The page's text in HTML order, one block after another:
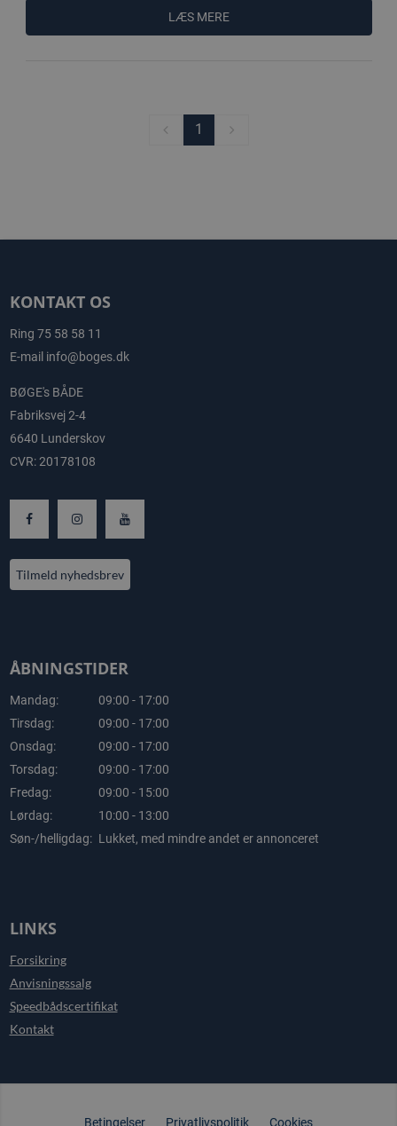
LÆS MERE
1
KONTAKT OS
Ring 75 58 58 11
E-mail info@boges.dk
BØGE's BÅDE
Fabriksvej 2-4
6640 Lunderskov
CVR: 20178108
Tilmeld nyhedsbrev
ÅBNINGSTIDER
Mandag:
09:00 - 17:00
Tirsdag:
09:00 - 17:00
Onsdag:
09:00 - 17:00
Torsdag:
09:00 - 17:00
Fredag:
09:00 - 15:00
Lørdag:
10:00 - 13:00
Søn-/helligdag: Lukket, med mindre andet er annonceret
LINKS
Forsikring
Anvisningssalg
Speedbådscertifikat
Kontakt
Betingelser Privatlivspolitik Cookies